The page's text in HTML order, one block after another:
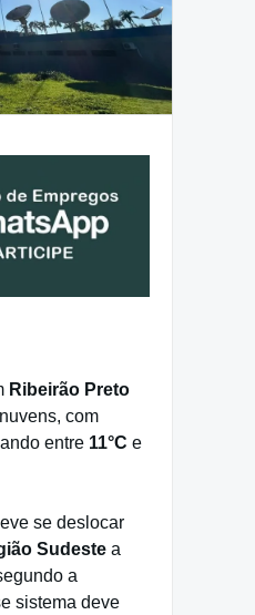
Ribeirão Preto
com
entre 11°C e
se deslocar
Sudeste a
a
sistema deve